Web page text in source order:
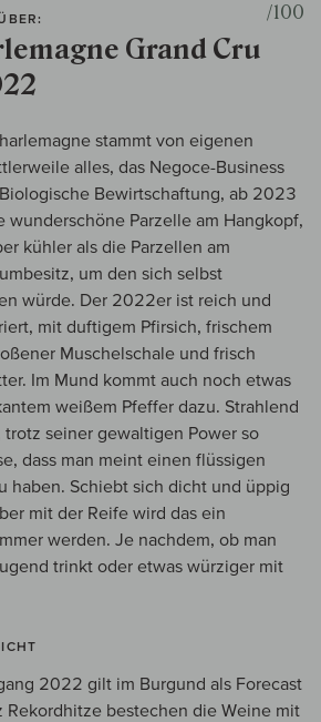
Grand Cru
/100
stammt von eigenen
alles, das Negoce-Business
Bewirtschaftung, ab 2023
wunderschöne Parzelle am Hangkopf,
kühler als die Parzellen am
um den sich selbst
würde. Der 2022er ist reich und
mit duftigem Pfirsich, frischem
Muschelschale und frisch
Im Mund kommt auch noch etwas
weißem Pfeffer dazu. Strahlend
seiner gewaltigen Power so
dass man meint einen flüssigen
haben. Schiebt sich dicht und üppig
mit der Reife wird das ein
werden. Je nachdem, ob man
trinkt oder etwas würziger mit
2022 gilt im Burgund als Forecast
Rekordhitze bestechen die Weine mit